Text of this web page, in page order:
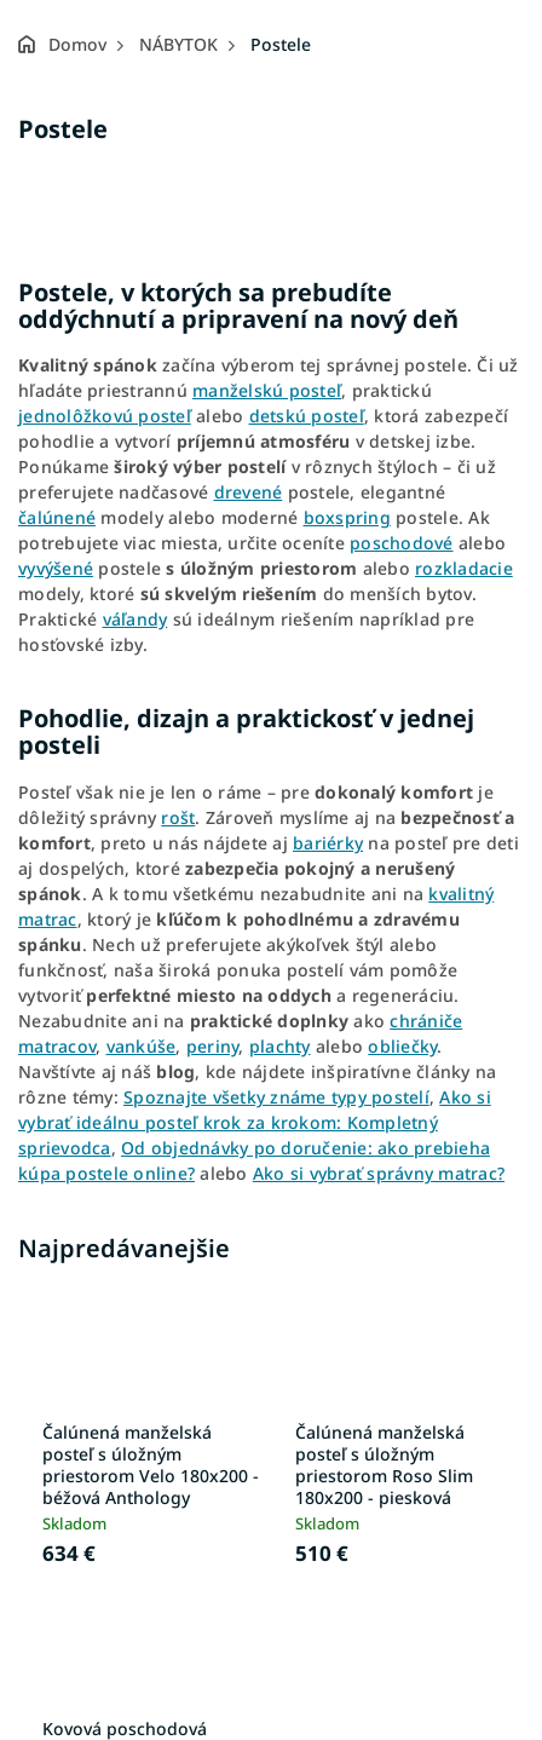
Domov NÁBYTOK Postele
o
n
e
Postele
Postele, v ktorých sa prebudíte
oddýchnutí a pripravení na nový deň
Kvalitný spánokzačína výberom tej správnej postele. Či už
hľadáte priestrannú manželskú posteľ, praktickú
jednolôžkovú posteľalebo detskú posteľ, ktorá zabezpečí
pohodlie a vytvorí príjemnú atmosféru v detskej izbe.
Ponúkameširoký výber postelív rôznych štýloch – či už
preferujete nadčasové drevené postele, elegantné
čalúnené modely alebo moderné boxspring postele. Ak
potrebujete viac miesta, určite oceníte poschodové alebo
vyvýšené posteles úložným priestorom alebo rozkladacie
modely, ktoré sú skvelým riešením do menších bytov.
Praktické váľandysú ideálnym riešením napríklad pre
hosťovské izby.
Pohodlie, dizajn a praktickosť v jednej
posteli
Posteľ však nie je len o ráme – pre dokonalý komfort je
dôležitý správny rošt. Zároveň myslíme aj na bezpečnosť a
komfort, preto u nás nájdete aj bariérkyna posteľ pre deti
aj dospelých, ktoré zabezpečia pokojný a nerušený
spánok. A k tomu všetkému nezabudnite ani na kvalitný
matrac, ktorý je kľúčom k pohodlnému a zdravému
spánku. Nech už preferujete akýkoľvek štýl alebo
funkčnosť, naša široká ponuka postelí vám pomôže
vytvoriťperfektné miesto na oddycha regeneráciu.
Nezabudnite ani na praktické doplnky akochrániče
matracov, vankúše, periny, plachtyaleboobliečky.
Navštívte aj náš blog, kde nájdete inšpiratívne články na
rôzne témy: Spoznajte všetky známe typy postelí,Ako si
vybrať ideálnu posteľ krok za krokom: Kompletný
sprievodca, Od objednávky po doručenie: ako prebieha
kúpa postele online? alebo Ako si vybrať správny matrac?
Najpredávanejšie
Čalúnená manželská
posteľ s úložným
priestorom Velo 180x200 -
béžová Anthology
Skladom
634 €
Čalúnená manželská
posteľ s úložným
priestorom Roso Slim
180x200 - piesková
Skladom
510 €
Kovová poschodová